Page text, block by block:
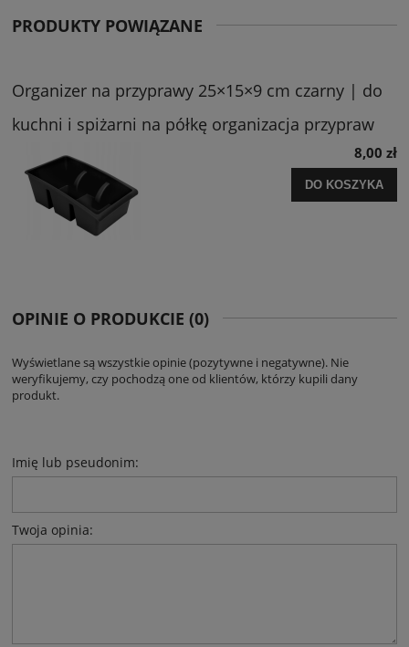
PRODUKTY POWIĄZANE
Organizer na przyprawy 25×15×9 cm czarny | do
kuchni i spiżarni na półkę organizacja przypraw
8,00 zł
DO KOSZYKA
OPINIE O PRODUKCIE (0)
Wyświetlane są wszystkie opinie (pozytywne i negatywne). Nie
weryfikujemy, czy pochodzą one od klientów, którzy kupili dany
produkt.
Imię lub pseudonim:
Twoja opinia: